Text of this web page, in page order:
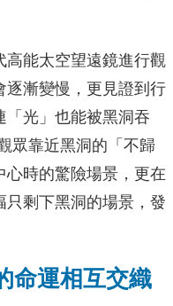
高能太空望遠鏡進行觀
逐漸變慢，更見證到行
「光」也能被黑洞吞
眾靠近黑洞的「不歸
時的驚險場景，更在
剩下黑洞的場景，發
命運相互交織